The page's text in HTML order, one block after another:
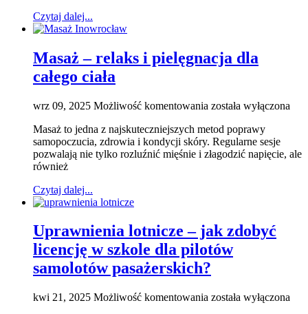
Czytaj dalej...
Masaż – relaks i pielęgnacja dla
całego ciała
wrz 09, 2025 Możliwość komentowania Masaż
relaks
i
pielęgnacja
została wyłączona
Masaż to jedna z najskuteczniejszych metod poprawy
samopoczucia, zdrowia i kondycji skóry. Regularne sesje
pozwalają nie tylko rozluźnić mięśnie i złagodzić napięcie, ale
również
Czytaj dalej...
Uprawnienia lotnicze – jak zdobyć
licencję w szkole dla pilotów
samolotów pasażerskich?
kwi 21, 2025 Możliwość komentowania Uprawnienia
została wyłączona